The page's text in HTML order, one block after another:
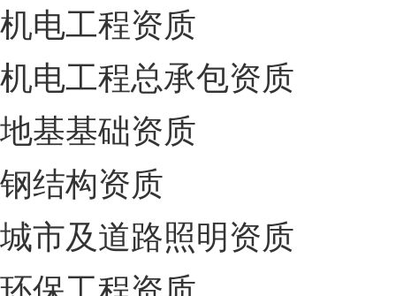
机电工程资质
机电工程总承包资质
地基基础资质
钢结构资质
城市及道路照明资质